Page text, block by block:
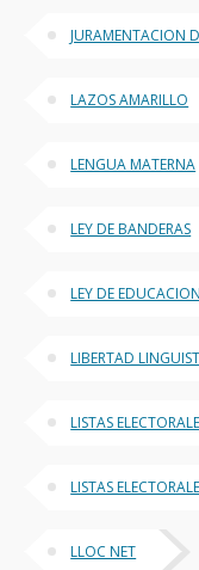
JURAMENTACION
LAZOS AMARILLO
LENGUA MATERNA
LEY DE BANDERAS
LEY DE
LIBERTAD
LISTAS
LISTAS
LLOC NET